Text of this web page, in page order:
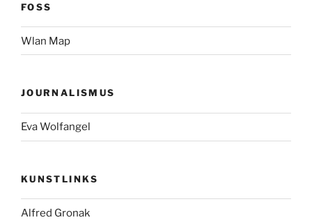
FOSS
Wlan Map
JOURNALISMUS
Eva Wolfangel
KUNSTLINKS
Alfred Gronak